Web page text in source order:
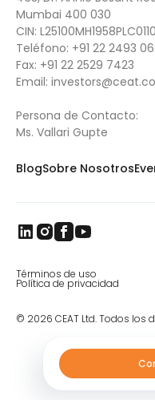
Mumbai 400 030
CIN:
Teléfono: +91 22 2493
Fax: +91 22 2529 7423
Email:
Persona de Contacto:
Ms. Vallari Gupte
BlogSobre Nosotros
© 2026 CEAT Ltd. Todos los
Términos de uso
Política de privacidad